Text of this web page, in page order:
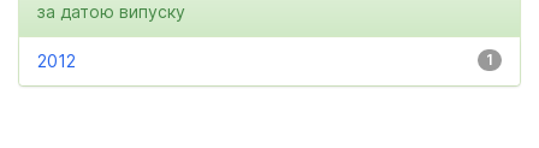
за датою випуску
1
2012